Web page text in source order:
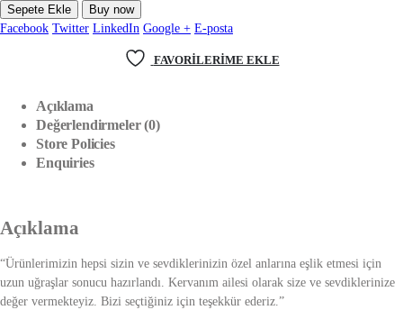
Sepete Ekle
Buy now
Facebook Twitter LinkedIn Google + E-posta
FAVORILERIME EKLE
Açıklama
Değerlendirmeler (0)
Store Policies
Enquiries
Açıklama
“Ürünlerimizin hepsi sizin ve sevdiklerinizin özel anlarına eşlik etmesi için
uzun uğraşlar sonucu hazırlandı. Kervanım ailesi olarak size ve sevdiklerinize
değer vermekteyiz. Bizi seçtiğiniz için teşekkür ederiz.”